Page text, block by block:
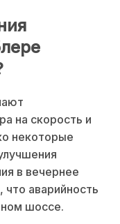
на скорость и
некоторые
в вечернее
что аварийность
шоссе.